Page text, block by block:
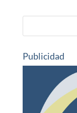
Publicidad